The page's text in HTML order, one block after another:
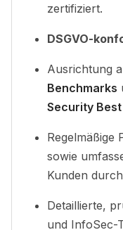
zertifiziert.
DSGVO-
Ausrichtung
Benchmarks
Security
Regelmäßige
sowie
Kunden
Detaillierte,
und InfoSec-